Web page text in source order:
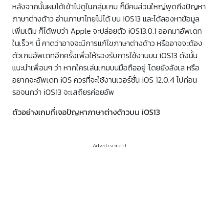
หลังจากนั้นผมได้เข้าไปดูในกลุ่มเกม ก็มีคนส่วนใหญ่พูดถึงปัญหา
ภาษาต่างด้าว อ่านภาษาไทยไม่ได้ บน iOS13 และได้ลองหาข้อมูล
เพิ่มเติม ก็ได้พบว่า Apple จะปล่อยตัว iOS13.0.1 ออกมาอัพเดท
ในเร็วๆ นี้ คาดว่าอาจจะมีการแก้ไขภาษาต่างด้าว หรืออาจจะต้อง
ตัวเกมอัพเดทอีกครั้งเพื่อให้รองรับการใช้งานบน iOS13 ดังนั้น
แนะนำเพื่อนๆ ว่า หากใครเล่นเกมบนมือถืออยู่ โดยยังลังเล หรือ
อยากจะอัพเดท iOS ควรที่จะใช้งานเวอร์ชั่น iOS 12.0.4 ไปก่อน
รอจนกว่า iOS13 จะเสถียรค่อยอัพ
ตัวอย่างเกมที่เจอปัญหาภาษาต่างด้าวบน iOS13
Advertisement